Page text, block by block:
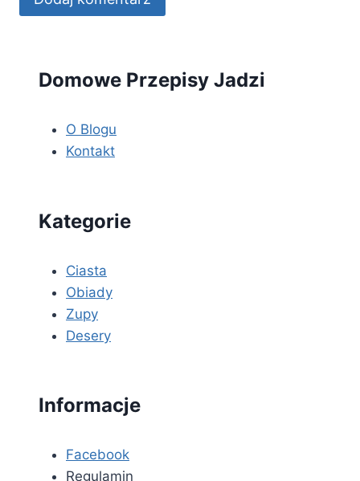
Domowe Przepisy Jadzi
O Blogu
Kontakt
Kategorie
Ciasta
Obiady
Zupy
Desery
Informacje
Facebook
Regulamin